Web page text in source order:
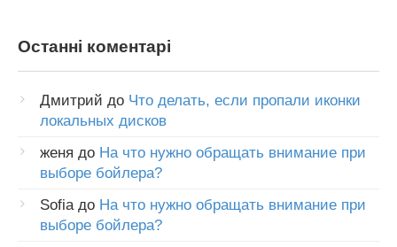
Останні коментарі
Дмитрий до Что делать, если пропали иконки
локальных дисков
женя до На что нужно обращать внимание при
выборе бойлера?
Sofia до На что нужно обращать внимание при
выборе бойлера?